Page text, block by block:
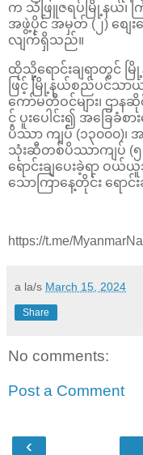
က သံဖြူဇရပ်မြို့နယ်၊
အဖွဲ့ပိုင် အမှတ် (၂) စျေ
လျက်ရှိသည်။
ထိုသို့ရောင်းချရာတွင် မ
ဖြင့် မြို့နယ်စည်ပင်သာ
ကော်မတီဝင်များ၊ ဌာနဆို
င့် ပူးပေါင်း၍ အခြေခံ
ပိဿာ ကျပ် (၁၃၀၀၀)၊
သုံးဆီတစ်ပိဿာကျပ် (၅၈
ရောင်းချပေးခဲ့ရာ ဝ
သောကြာနေ့တိုင်း ရောင်
https://t.me/
a la/s March 15, 2024
Share
No comments:
Post a Comment
‹